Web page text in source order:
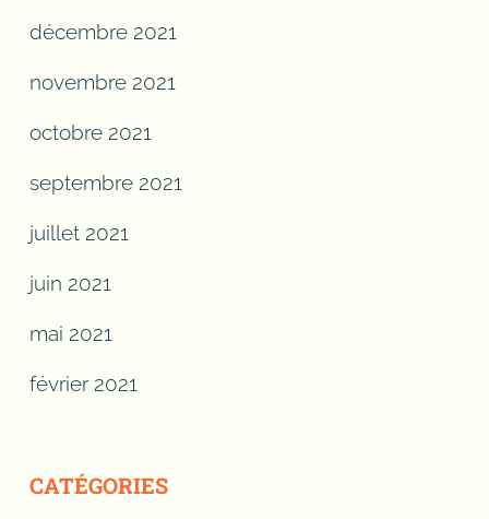
décembre 2021
novembre 2021
octobre 2021
septembre 2021
juillet 2021
juin 2021
mai 2021
février 2021
CATÉGORIES